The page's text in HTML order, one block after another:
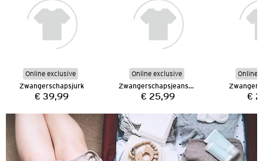
Online exclusive
Zwangerschapsjurk
Prijs:
€ 39,99
Online exclusive
Zwangerschapsjeansshorts
Prijs:
€ 25,99
Online
€